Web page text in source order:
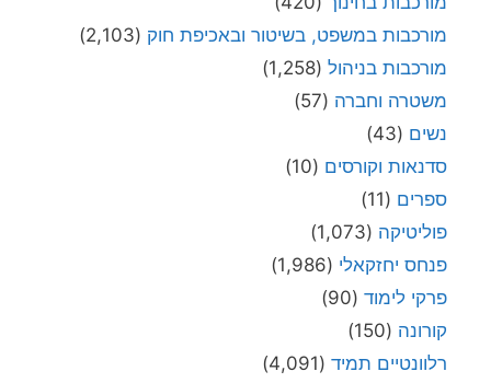
מורכבות במשפט, בשיטור ובאכיפת חוק (2,103)
מורכבות בניהול (1,258)
משטרה וחברה (57)
נשים (43)
סדנאות וקורסים (10)
ספרים (11)
פוליטיקה (1,073)
פנחס יחזקאלי (1,986)
פרקי לימוד (90)
קורונה (150)
רלוונטיים תמיד (4,091)